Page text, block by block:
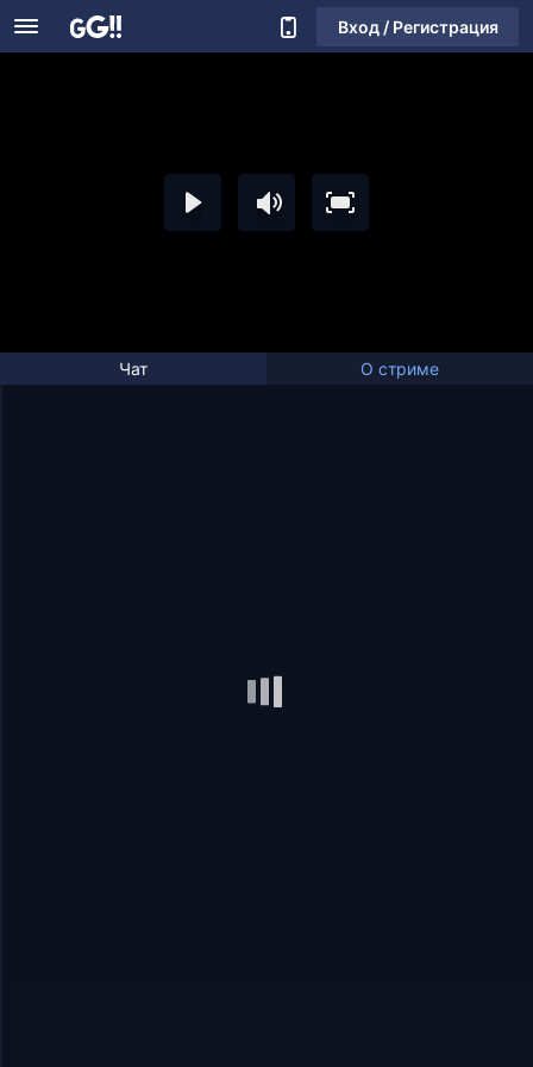
Вход / Регистрация
Чат О стриме